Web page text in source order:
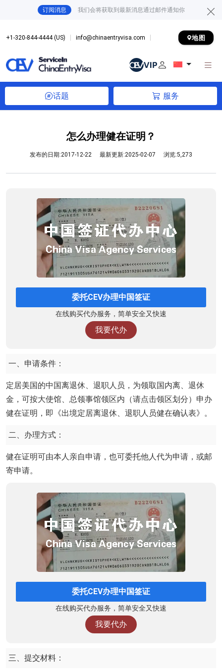
订阅消息 我们会将获取到最新消息通过邮件通知你
+1-320-844-4444 (US) info@chinaentryvisa.com 地图
话题 服务
怎么办理健在证明？
发布的日期:2017-12-22 最新更新:2025-02-07 浏览:5,273
委托CEV办理中国签证
在线购买代办服务，简单安全又快速
我要代办
一、申请条件：
定居美国的中国离退休、退职人员，为领取国内离、退休
金，可按大使馆、总领事馆领区内（请点击领区划分）申办
健在证明，即《出境定居离退休、退职人员健在确认表》。
二、办理方式：
健在证明可由本人亲自申请，也可委托他人代为申请，或邮
寄申请。
委托CEV办理中国签证
在线购买代办服务，简单安全又快速
我要代办
三、提交材料：